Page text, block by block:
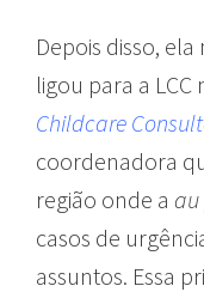
Depois disso,
ligou para a
Childcare
coordenadora
região onde a
casos de
assuntos. Essa